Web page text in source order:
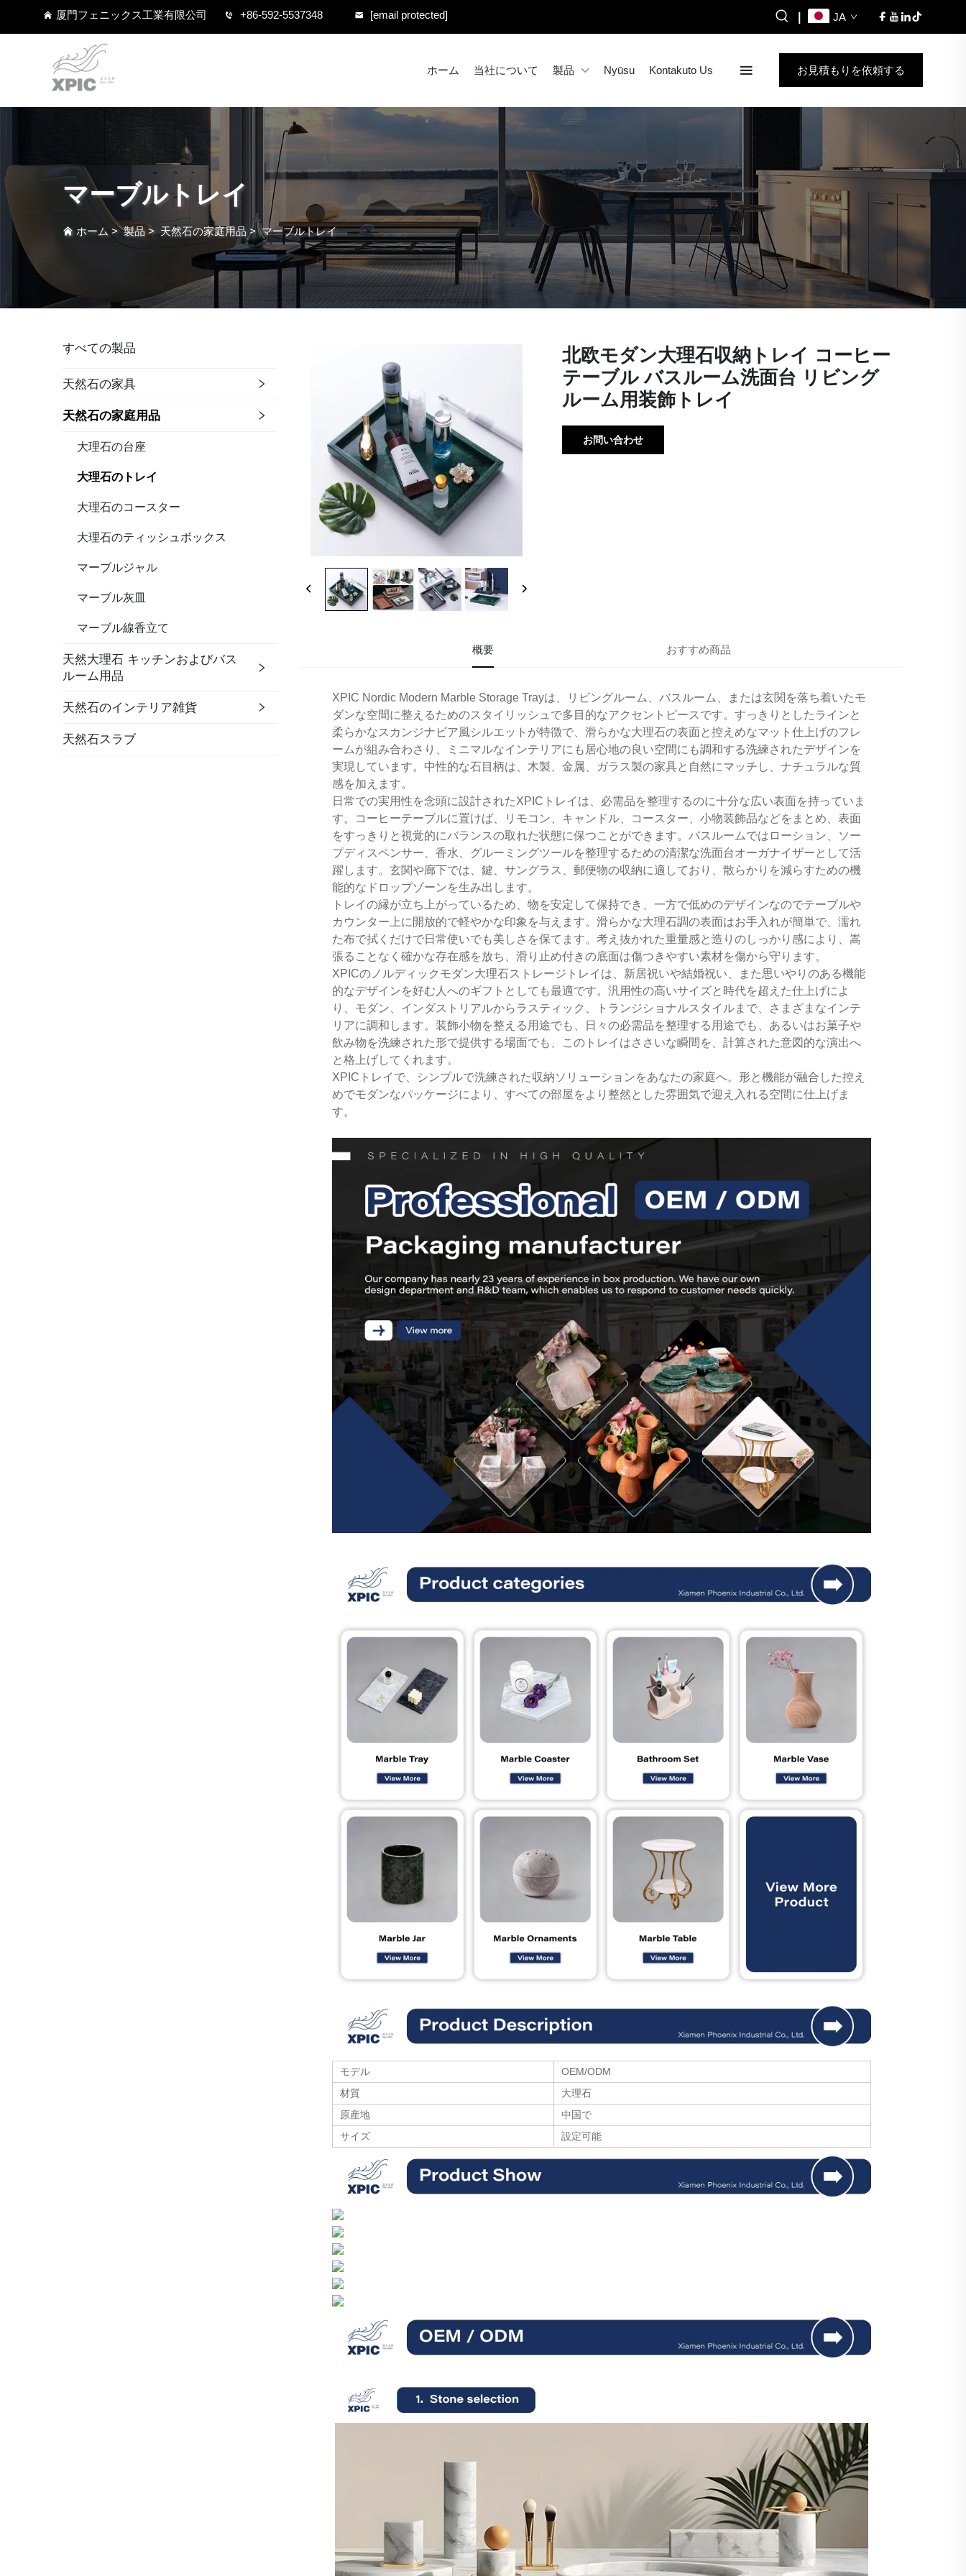
厦門フェニックス工業有限公司 +86-592-5537348 [email protected] JA
ホーム 当社について 製品 Nyūsu Kontakuto Us お見積もりを依頼する
マーブルトレイ
ホーム >製品 >天然石の家庭用品>マーブルトレイ
すべての製品
天然石の家具
天然石の家庭用品
大理石の台座
大理石のトレイ
大理石のコースター
大理石のティッシュボックス
マーブルジャル
マーブル灰皿
マーブル線香立て
天然大理石 キッチンおよびバス
ルーム用品
天然石のインテリア雑貨
天然石スラブ
北欧モダン大理石収納トレイ コーヒー
テーブル バスルーム洗面台 リビング
ルーム用装飾トレイ
お問い合わせ
概要 おすすめ商品
XPIC Nordic Modern Marble Storage Trayは、リビングルーム、バスルーム、または玄関を落ち着いたモ
ダンな空間に整えるためのスタイリッシュで多目的なアクセントピースです。すっきりとしたラインと
柔らかなスカンジナビア風シルエットが特徴で、滑らかな大理石の表面と控えめなマット仕上げのフレ
ームが組み合わさり、ミニマルなインテリアにも居心地の良い空間にも調和する洗練されたデザインを
実現しています。中性的な石目柄は、木製、金属、ガラス製の家具と自然にマッチし、ナチュラルな質
感を加えます。
日常での実用性を念頭に設計されたXPICトレイは、必需品を整理するのに十分な広い表面を持っていま
す。コーヒーテーブルに置けば、リモコン、キャンドル、コースター、小物装飾品などをまとめ、表面
をすっきりと視覚的にバランスの取れた状態に保つことができます。バスルームではローション、ソー
プディスペンサー、香水、グルーミングツールを整理するための清潔な洗面台オーガナイザーとして活
躍します。玄関や廊下では、鍵、サングラス、郵便物の収納に適しており、散らかりを減らすための機
能的なドロップゾーンを生み出します。
トレイの縁が立ち上がっているため、物を安定して保持でき、一方で低めのデザインなのでテーブルや
カウンター上に開放的で軽やかな印象を与えます。滑らかな大理石調の表面はお手入れが簡単で、濡れ
た布で拭くだけで日常使いでも美しさを保てます。考え抜かれた重量感と造りのしっかり感により、嵩
張ることなく確かな存在感を放ち、滑り止め付きの底面は傷つきやすい素材を傷から守ります。
XPICのノルディックモダン大理石ストレージトレイは、新居祝いや結婚祝い、また思いやりのある機能
的なデザインを好む人へのギフトとしても最適です。汎用性の高いサイズと時代を超えた仕上げによ
り、モダン、インダストリアルからラスティック、トランジショナルスタイルまで、さまざまなインテ
リアに調和します。装飾小物を整える用途でも、日々の必需品を整理する用途でも、あるいはお菓子や
飲み物を洗練された形で提供する場面でも、このトレイはささいな瞬間を、計算された意図的な演出へ
と格上げしてくれます。
XPICトレイで、シンプルで洗練された収納ソリューションをあなたの家庭へ。形と機能が融合した控え
めでモダンなパッケージにより、すべての部屋をより整然とした雰囲気で迎え入れる空間に仕上げま
す。
モデル
OEM/ODM
材質
大理石
原産地
中国で
サイズ
設定可能